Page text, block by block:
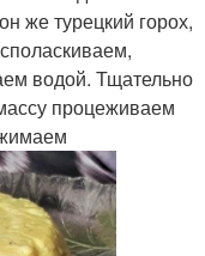
же турецкий горох,
водой. Тщательно
процеживаем